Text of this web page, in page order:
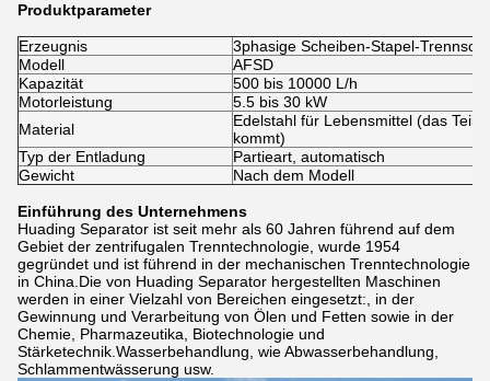
Produktparameter
Erzeugnis
3phasige Scheiben-Stapel-
Modell
AFSD
Kapazität
500 bis 10000 L/h
Motorleistung
5.5 bis 30 kW
Material
Edelstahl für Lebensmittel (das Teil,
kommt)
Typ der Entladung
Partieart, automatisch
Gewicht
Nach dem Modell
Einführung des Unternehmens
Huading Separator ist seit mehr als 60 Jahren führend auf dem
Gebiet der zentrifugalen Trenntechnologie, wurde 1954
gegründet und ist führend in der mechanischen Trenntechnologie
in China.Die von Huading Separator hergestellten Maschinen
werden in einer Vielzahl von Bereichen eingesetzt:, in der
Gewinnung und Verarbeitung von Ölen und Fetten sowie in der
Chemie, Pharmazeutika, Biotechnologie und
Stärketechnik.Wasserbehandlung, wie Abwasserbehandlung,
Schlammentwässerung usw.